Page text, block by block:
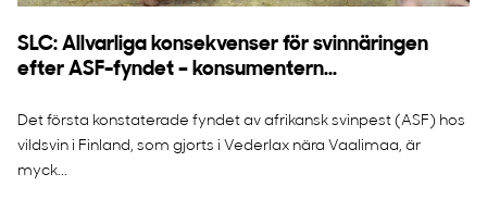
SLC: Allvarliga konsekvenser för svinnäringen
efter ASF-fyndet – konsumentern...
Det första konstaterade fyndet av afrikansk svinpest (ASF) hos
vildsvin i Finland, som gjorts i Vederlax nära Vaalimaa, är
myck...